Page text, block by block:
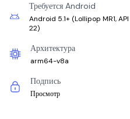
Требуется Android
Android 5.1+ (Lollipop MR1, API
22)
Архитектура
arm64-v8a
Подпись
Просмотр